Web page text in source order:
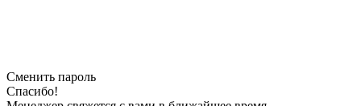
Сменить пароль
Спасибо!